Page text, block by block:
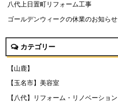
八代上日置町リフォーム工事
ゴールデンウィークの休業のお知らせ
カテゴリー
【山鹿】
【玉名市】美容室
【八代】リフォーム・リノベーション